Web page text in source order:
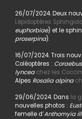
26/07/2024. Deux
Lépidoptères
euphorbiae) et le
proserpina).
16/07/2024. Trois
Coléoptères :
lyncea chez les
Alpes Rosalia alpina
29/06/2024. Dans la
nouvelles photos :
femelle d’Anthomyia